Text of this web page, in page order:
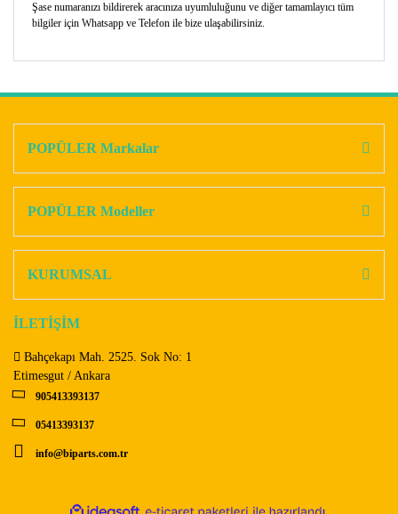
Şase numaranızı bildirerek aracınıza uyumluluğunu ve diğer tamamlayıcı tüm
bilgiler için Whatsapp ve Telefon ile bize ulaşabilirsiniz.
Ürün açıklamasında eksik bilgiler bulunuyor.
Bu ürüne benzer farklı alternatifler olmalı.
POPÜLER Markalar
POPÜLER Modeller
KURUMSAL
İLETİŞİM
Bahçekapı Mah. 2525. Sok No: 1
Etimesgut / Ankara
905413393137
05413393137
info@biparts.com.tr